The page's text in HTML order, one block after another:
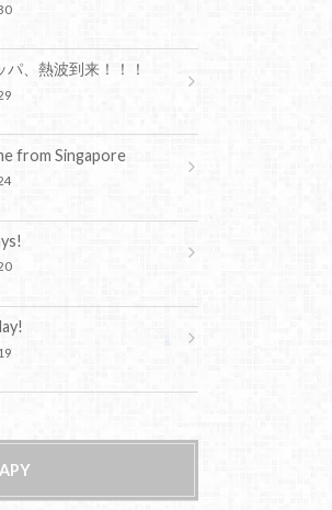
パ、熱波到来！！！
from Singapore